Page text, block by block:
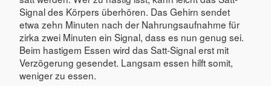
Signal des Körpers überhören. Das Gehirn sendet
etwa zehn Minuten nach der Nahrungsaufnahme für
zirka zwei Minuten ein Signal, dass es nun genug sei.
Beim hastigem Essen wird das Satt-Signal erst mit
Verzögerung gesendet. Langsam essen hilft somit,
weniger zu essen.